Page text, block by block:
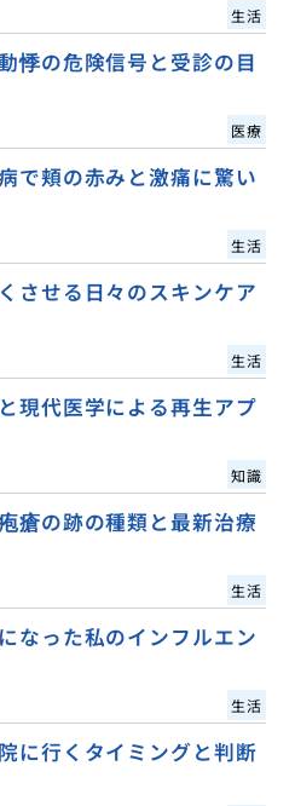
生活
悸の危険信号と受診の目
医療
で頬の赤みと激痛に驚い
生活
させる日々のスキンケア
生活
現代医学による再生アプ
知識
瘡の跡の種類と最新治療
生活
なった私のインフルエン
生活
に行くタイミングと判断